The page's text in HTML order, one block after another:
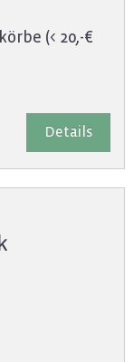
(< 20,-€
De­tails